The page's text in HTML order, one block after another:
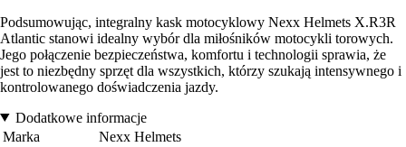
Podsumowując, integralny kask motocyklowy Nexx Helmets X.R3R
Atlantic stanowi idealny wybór dla miłośników motocykli torowych.
Jego połączenie bezpieczeństwa, komfortu i technologii sprawia, że
jest to niezbędny sprzęt dla wszystkich, którzy szukają intensywnego i
kontrolowanego doświadczenia jazdy.
Dodatkowe informacje
Marka
Nexx Helmets